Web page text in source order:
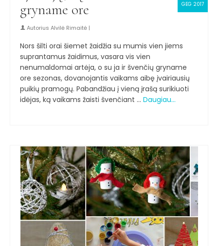
GEG 2017
gryname ore
Autorius Alvilė Rimaitė |
Nors šilti orai šiemet žaidžia su mumis vien jiems
suprantamus žaidimus, vasara vis vien
nenumaldomai artėja, o su ja ir švenčių gryname
ore sezonas, dovanojantis vaikams aibę įvairiausių
puikių pramogų. Pabandžiau į vieną įrašą surikiuoti
idėjas, ką vaikams žaisti švenčiant … Daugiau…